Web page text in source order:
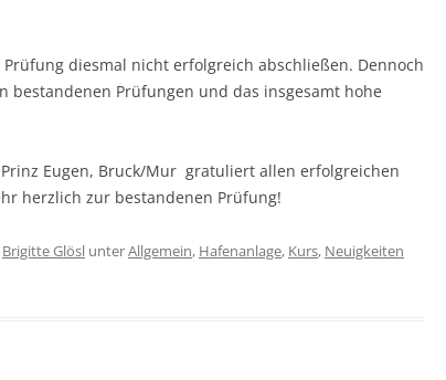
diesmal nicht erfolgreich abschließen. Dennoch
bestandenen Prüfungen und das insgesamt hohe
Eugen, Bruck/Mur gratuliert allen erfolgreichen
herzlich zur bestandenen Prüfung!
Brigitte Glösl unterAllgemein, Hafenanlage, Kurs, Neuigkeiten